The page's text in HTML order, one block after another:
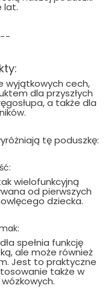
lat.
wyjątkowych cech,
dla przyszłych
a także dla
tę poduszkę:
wielofunkcyjną
od pierwszych
dziecka.
spełnia funkcję
ale może również
Jest to praktyczne
także w